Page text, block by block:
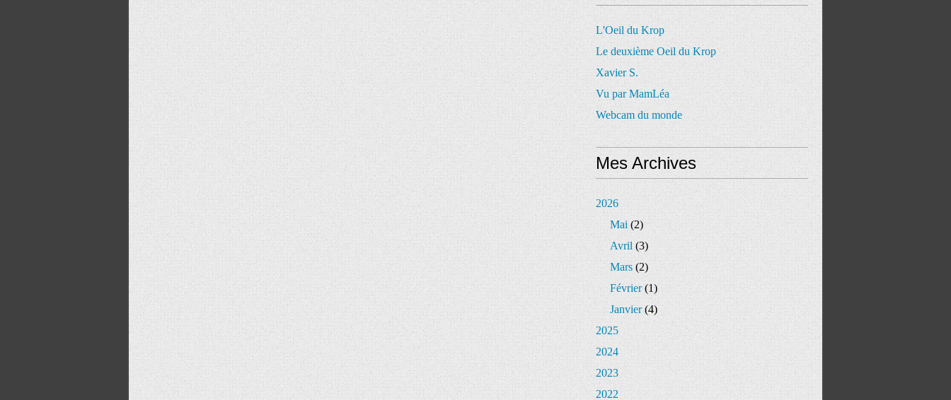
L'Oeil du Krop
Le deuxième Oeil du Krop
Xavier S.
Vu par MamLéa
Webcam du monde
Mes Archives
2026
Mai(2)
Avril(3)
Mars(2)
Février(1)
Janvier(4)
2025
2024
2023
2022